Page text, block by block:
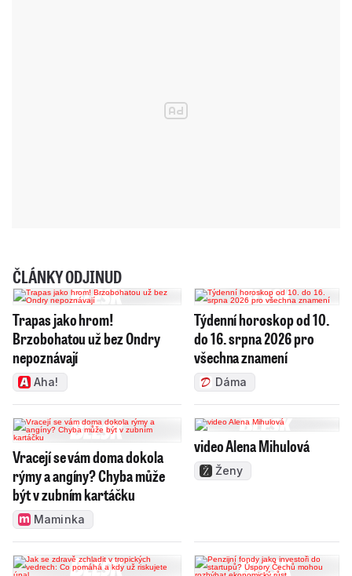
ČLÁNKY ODJINUD
Trapas jako hrom!
Brzobohatou už bez Ondry
nepoznávají
Aha!
Týdenní horoskop od 10.
do 16. srpna 2026 pro
všechna znamení
Dáma
Vracejí se vám doma dokola
rýmy a angíny? Chyba může
být v zubním kartáčku
Maminka
video Alena Mihulová
Ženy